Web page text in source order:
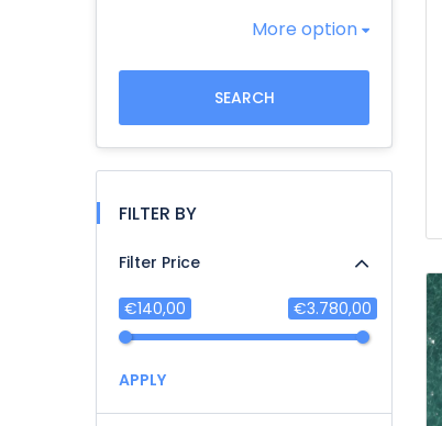
More option
SEARCH
FILTER BY
Filter Price
€140,00 €3.780,00
APPLY